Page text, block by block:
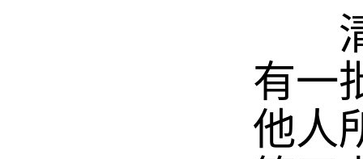
清
有一
他人